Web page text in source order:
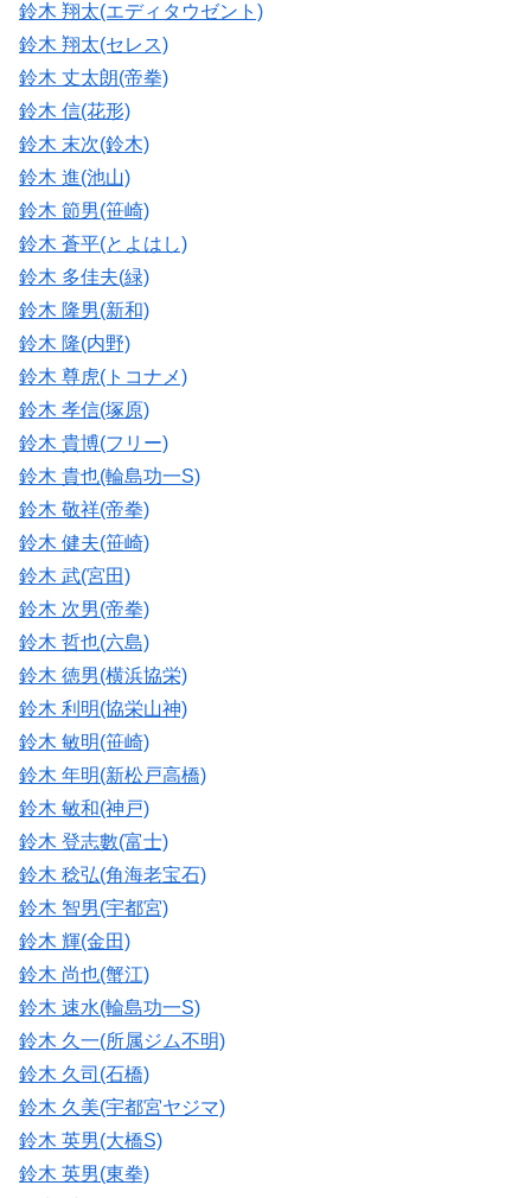
鈴木 翔太(エディタウゼント)
鈴木 翔太(セレス)
鈴木 丈太朗(帝拳)
鈴木 信(花形)
鈴木 末次(鈴木)
鈴木 進(池山)
鈴木 節男(笹崎)
鈴木 蒼平(とよはし)
鈴木 多佳夫(緑)
鈴木 隆男(新和)
鈴木 隆(内野)
鈴木 尊虎(トコナメ)
鈴木 孝信(塚原)
鈴木 貴博(フリー)
鈴木 貴也(輪島功一S)
鈴木 敬祥(帝拳)
鈴木 健夫(笹崎)
鈴木 武(宮田)
鈴木 次男(帝拳)
鈴木 哲也(六島)
鈴木 徳男(横浜協栄)
鈴木 利明(協栄山神)
鈴木 敏明(笹崎)
鈴木 年明(新松戸高橋)
鈴木 敏和(神戸)
鈴木 登志數(富士)
鈴木 稔弘(角海老宝石)
鈴木 智男(宇都宮)
鈴木 輝(金田)
鈴木 尚也(蟹江)
鈴木 速水(輪島功一S)
鈴木 久一(所属ジム不明)
鈴木 久司(石橋)
鈴木 久美(宇都宮ヤジマ)
鈴木 英男(大橋S)
鈴木 英男(東拳)